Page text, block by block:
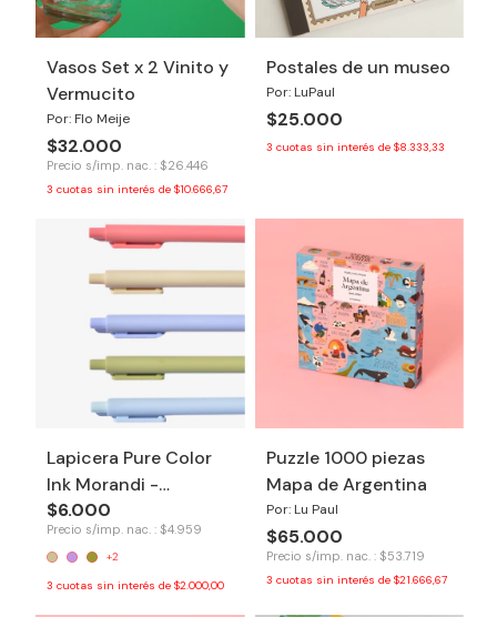
Vasos Set x 2 Vinito y
Vermucito
Por: Flo Meije
$32.000
Precio s/imp. nac. : $26.446
3 cuotas sin interés de $10.666,67
Postales de un museo
Por: LuPaul
$25.000
3 cuotas sin interés de $8.333,33
Lapicera Pure Color
Ink Morandi -
Primavera
$6.000
Precio s/imp. nac. : $4.959
+2
3 cuotas sin interés de $2.000,00
Puzzle 1000 piezas
Mapa de Argentina
Por: Lu Paul
$65.000
Precio s/imp. nac. : $53.719
3 cuotas sin interés de $21.666,67